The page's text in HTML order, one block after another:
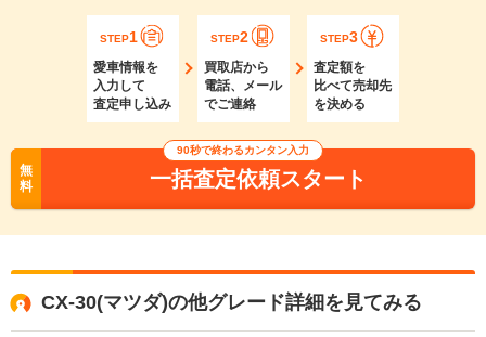
STEP1
愛車情報を
入力して
査定申し込み
STEP2
買取店から
電話、メール
でご連絡
STEP3
査定額を
比べて売却先
を決める
無
料
90秒で終わるカンタン入力
一括査定依頼スタート
CX-30(マツダ)の他グレード詳細を見てみる